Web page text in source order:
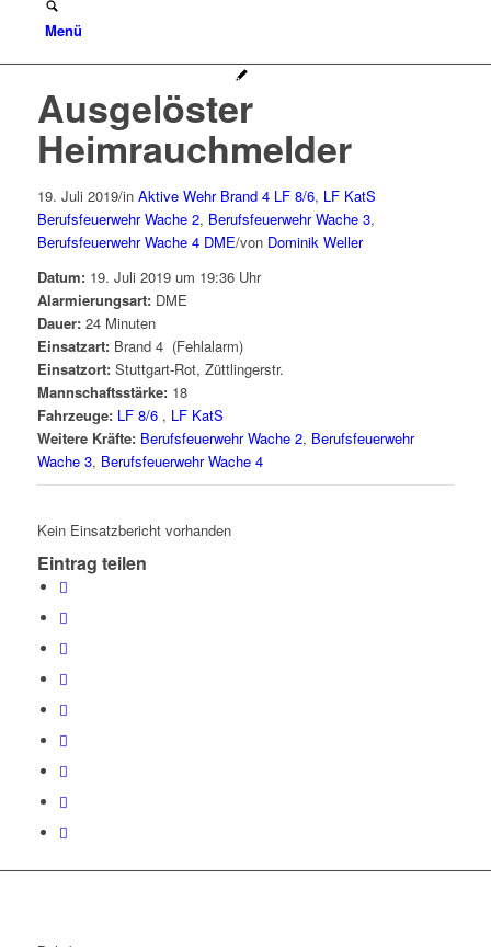
Menü
Ausgelöster
Heimrauchmelder
19. Juli 2019/in Aktive Wehr Brand 4 LF 8/6, LF KatS
Berufsfeuerwehr Wache 2, Berufsfeuerwehr Wache 3,
Berufsfeuerwehr Wache 4 DME/von Dominik Weller
Datum:19. Juli 2019 um 19:36 Uhr
Alarmierungsart:DME
Dauer:24 Minuten
Einsatzart:Brand 4 (Fehlalarm)
Einsatzort:Stuttgart-Rot, Züttlingerstr.
Mannschaftsstärke:18
Fahrzeuge: LF 8/6 , LF KatS
Weitere Kräfte: Berufsfeuerwehr Wache 2, Berufsfeuerwehr
Wache 3, Berufsfeuerwehr Wache 4
Kein Einsatzbericht vorhanden
Eintrag teilen